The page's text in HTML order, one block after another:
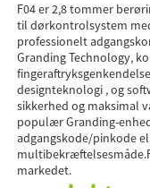
F04 er 2,8 tommer
til dørkontrolsystem
professionelt
Granding Technology,
designteknologi , og
sikkerhed og maksimal
populær Granding-
adgangskode/pinkode
markedet.